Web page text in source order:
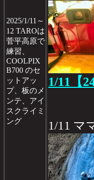
2025/1/11～
12 TAROは
菅平高原で
練習、
COOLPIX
B700 のセ
ットアッ
プ、板のメ
ンテ、アイ
スクライミ
ング
1/11【
1/11 マ